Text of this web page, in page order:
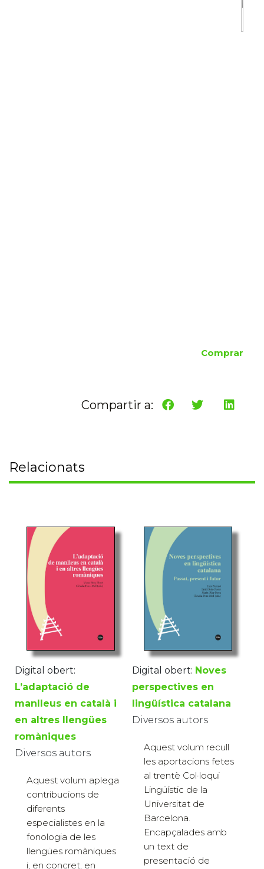
Comprar
Compartir a:
Relacionats
Digital obert:
L’adaptació de
manlleus en català i
en altres llengües
romàniques
Diversos autors
Aquest volum aplega
contribucions de
diferents
especialistes en la
fonologia de les
llengües romàniques
i, en concret, en
Digital obert: Noves
perspectives en
lingüística catalana
Diversos autors
Aquest volum recull
les aportacions fetes
al trentè Col·loqui
Lingüístic de la
Universitat de
Barcelona.
Encapçalades amb
un text de
presentació de